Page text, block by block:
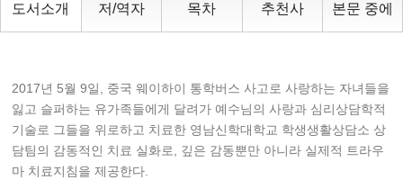
도서소개 저/역자 목차 추천사 본문 중에
2017년 5월 9일, 중국 웨이하이 통학버스 사고로 사랑하는 자녀들을
잃고 슬퍼하는 유가족들에게 달려가 예수님의 사랑과 심리상담학적
기술로 그들을 위로하고 치료한 영남신학대학교 학생생활상담소 상
담팀의 감동적인 치료 실화로, 깊은 감동뿐만 아니라 실제적 트라우
마 치료지침을 제공한다.